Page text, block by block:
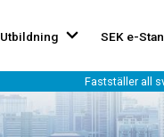
Utbildning SEK e-